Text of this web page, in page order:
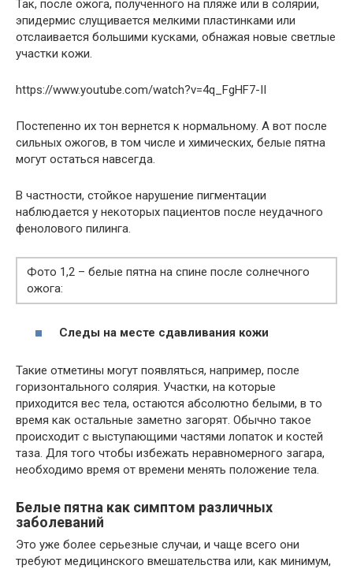
Так, после ожога, полученного на пляже или в солярии,
эпидермис слущивается мелкими пластинками или
отслаивается большими кусками, обнажая новые светлые
участки кожи.
https://www.youtube.com/watch?v=4q_FgHF7-II
Постепенно их тон вернется к нормальному. А вот после
сильных ожогов, в том числе и химических, белые пятна
могут остаться навсегда.
В частности, стойкое нарушение пигментации
наблюдается у некоторых пациентов после неудачного
фенолового пилинга.
Фото 1,2 – белые пятна на спине после солнечного
ожога:
Следы на месте сдавливания кожи
Такие отметины могут появляться, например, после
горизонтального солярия. Участки, на которые
приходится вес тела, остаются абсолютно белыми, в то
время как остальные заметно загорят. Обычно такое
происходит с выступающими частями лопаток и костей
таза. Для того чтобы избежать неравномерного загара,
необходимо время от времени менять положение тела.
Белые пятна как симптом различных
заболеваний
Это уже более серьезные случаи, и чаще всего они
требуют медицинского вмешательства или, как минимум,